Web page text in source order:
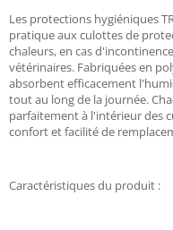
Les protections hygiéniques
pratique aux culottes de
chaleurs, en cas
vétérinaires. Fabriquées en
absorbent efficacement
tout au long de la journée.
parfaitement à l'intérieur des
confort et facilité de
Caractéristiques du produit :